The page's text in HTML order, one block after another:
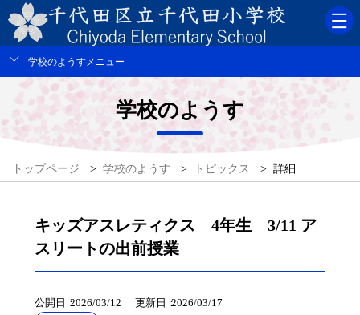
学校のようすメニュー
学校のようす
トップページ > 学校のようす > トピックス > 詳細
キッズアスレティクス 4年生 3/11 ア
スリートの出前授業
公開日 2026/03/12 更新日 2026/03/17